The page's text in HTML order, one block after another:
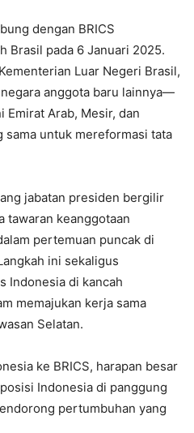
dengan BRICS
Brasil pada 6 Januari 2025.
Luar Negeri Brasil,
anggota baru lainnya—
Emirat Arab, Mesir, dan
untuk mereformasi tata
jabatan presiden bergilir
tawaran keanggotaan
pertemuan puncak di
ini sekaligus
Indonesia di kancah
memajukan kerja sama
Selatan.
ke BRICS, harapan besar
Indonesia di panggung
pertumbuhan yang